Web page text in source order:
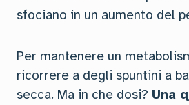
sfociano in un aumento del
Per mantenere un
ricorrere a degli spuntini a
secca. Ma in che dosi? Una